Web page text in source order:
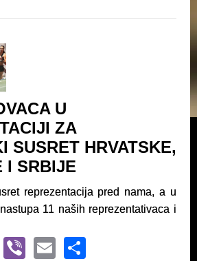
U
ZA
SUSRET HRVATSKE,
I SRBIJE
reprezentacija pred nama, a u
11 naših reprezentativaca i
W
Vi
E